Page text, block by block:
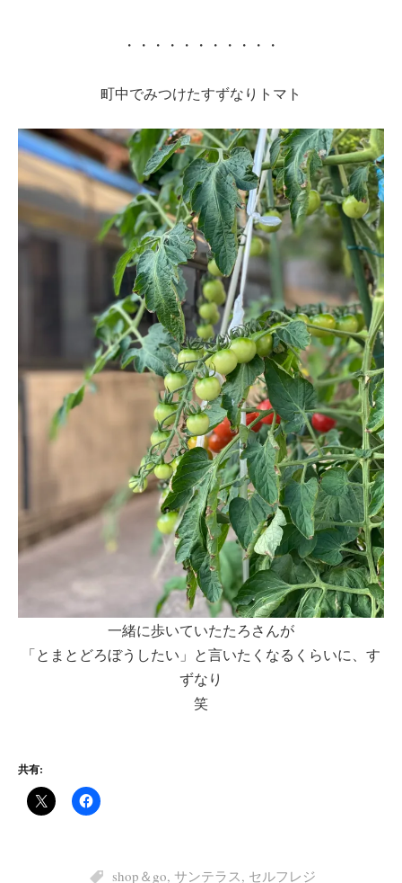
・・・・・・・・・・・
町中でみつけたすずなりトマト
一緒に歩いていたたろさんが
「とまとどろぼうしたい」と言いたくなるくらいに、す
ずなり
笑
共有:
shop＆go, サンテラス , セルフレジ